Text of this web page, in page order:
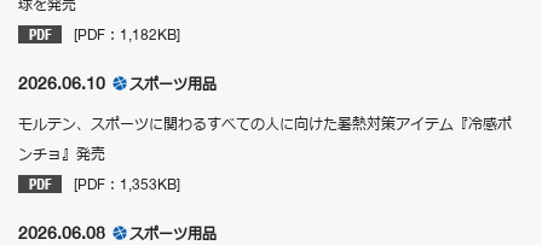
球を発売
[PDF：1,182KB]
2026.06.10 スポーツ用品
モルテン、スポーツに関わるすべての人に向けた暑熱対策アイテム『冷感ポ
ンチョ』発売
[PDF：1,353KB]
2026.06.08 スポーツ用品